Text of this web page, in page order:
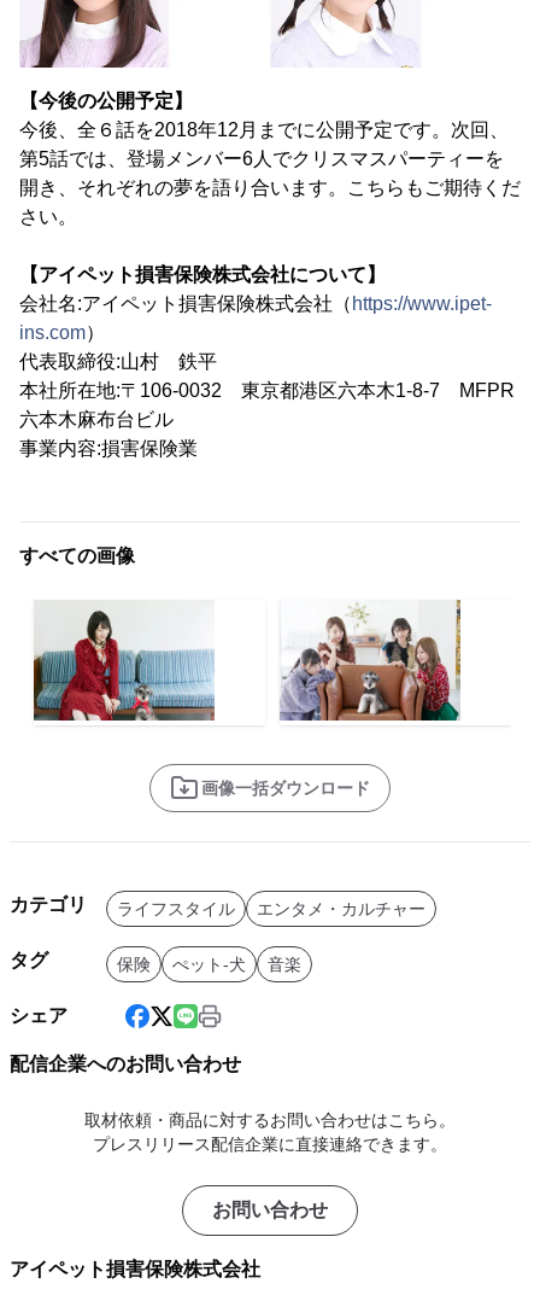
【今後の公開予定】
今後、全６話を2018年12月までに公開予定です。次回、
第5話では、登場メンバー6人でクリスマスパーティーを
開き、それぞれの夢を語り合います。こちらもご期待くだ
さい。
【アイペット損害保険株式会社について】
会社名:アイペット損害保険株式会社（ https://www.ipet-
ins.com）
代表取締役:山村 鉄平
本社所在地:〒106-0032 東京都港区六本木1-8-7 MFPR
六本木麻布台ビル
事業内容:損害保険業
すべての画像
画像一括ダウンロード
カテゴリ ライフスタイル エンタメ・カルチャー
タグ 保険 ぺット-犬 音楽
シェア
配信企業へのお問い合わせ
取材依頼・商品に対するお問い合わせはこちら。
プレスリリース配信企業に直接連絡できます。
お問い合わせ
アイペット損害保険株式会社